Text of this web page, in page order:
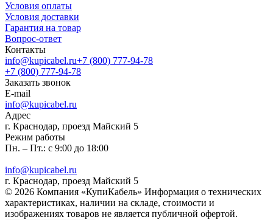
Условия оплаты
Условия доставки
Гарантия на товар
Вопрос-ответ
Контакты
info@kupicabel.ru+7 (800) 777-94-78
+7 (800) 777-94-78
Заказать звонок
E-mail
info@kupicabel.ru
Адрес
г. Краснодар, проезд Майский 5
Режим работы
Пн. – Пт.: с 9:00 до 18:00
info@kupicabel.ru
г. Краснодар, проезд Майский 5
© 2026 Компания «КупиКабель» Информация о технических
характеристиках, наличии на складе, стоимости и
изображениях товаров не является публичной офертой.